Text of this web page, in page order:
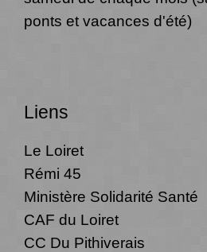
ponts et vacances d'été)
Liens
Le Loiret
Rémi 45
Ministère Solidarité Santé
CAF du Loiret
CC Du Pithiverais